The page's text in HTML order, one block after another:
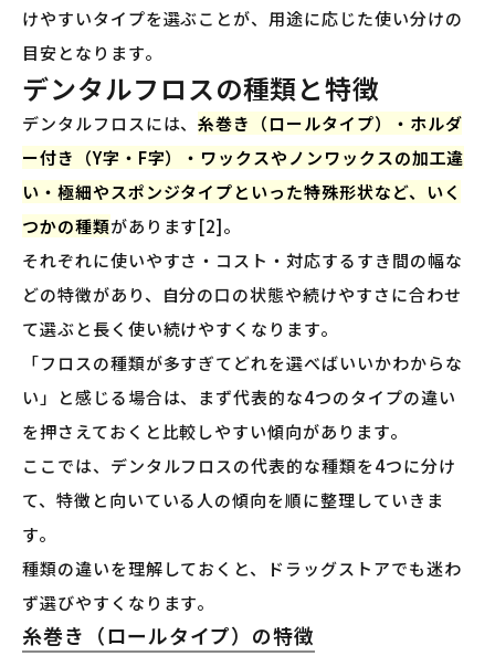
けやすいタイプを選ぶことが、用途に応じた使い分けの
目安となります。
デンタルフロスの種類と特徴
デンタルフロスには、糸巻き（ロールタイプ）・ホルダ
ー付き（Y字・F字）・ワックスやノンワックスの加工違
い・極細やスポンジタイプといった特殊形状など、いく
つかの種類があります[2]。
それぞれに使いやすさ・コスト・対応するすき間の幅な
どの特徴があり、自分の口の状態や続けやすさに合わせ
て選ぶと長く使い続けやすくなります。
「フロスの種類が多すぎてどれを選べばいいかわからな
い」と感じる場合は、まず代表的な4つのタイプの違い
を押さえておくと比較しやすい傾向があります。
ここでは、デンタルフロスの代表的な種類を4つに分け
て、特徴と向いている人の傾向を順に整理していきま
す。
種類の違いを理解しておくと、ドラッグストアでも迷わ
ず選びやすくなります。
糸巻き（ロールタイプ）の特徴